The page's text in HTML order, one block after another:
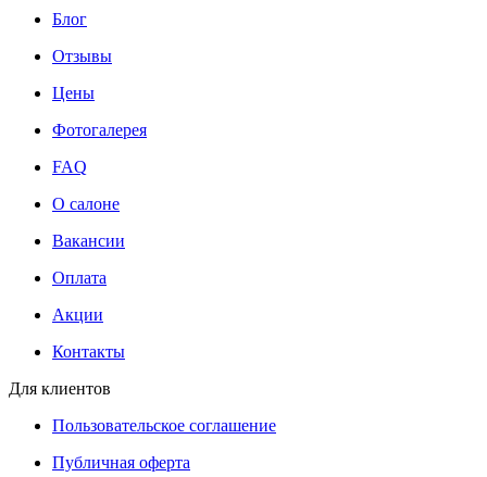
Блог
Отзывы
Цены
Фотогалерея
FAQ
О салоне
Вакансии
Оплата
Акции
Контакты
Для клиентов
Пользовательское соглашение
Публичная оферта